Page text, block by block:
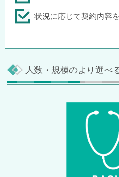
状況に応じて契約内容
人数・規模のより選べ